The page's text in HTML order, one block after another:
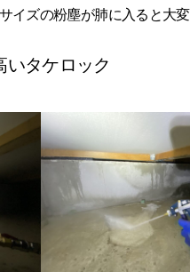
イズの粉塵が肺に入ると大
いタケロック